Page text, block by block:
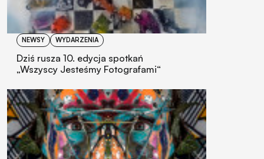
NEWSY WYDARZENIA
Dziś rusza 10. edycja spotkań
„Wszyscy Jesteśmy Fotografami“